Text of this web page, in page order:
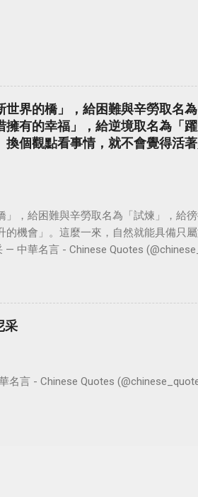
界的橋」，給困難與辛勞取名
有的幸福」，給逆境取名為「
個觀點看事情，就不會覺得活
，給困難與辛勞取名為「試煉」，給
機會」。這麼一來，自然就能具備只
中華名言 - Chinese Quotes
采
言 - Chinese Quotes